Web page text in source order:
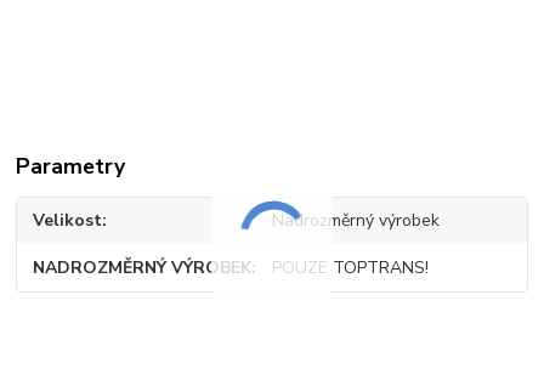
Parametry
Velikost Nadrozměrný výrobek
NADROZMĚRNÝ VÝROBEK POUZE TOPTRANS!